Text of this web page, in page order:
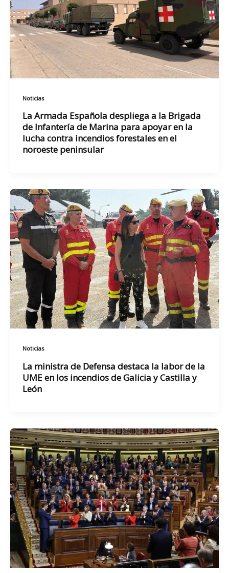
Noticias
La Armada Española despliega a la Brigada
de Infantería de Marina para apoyar en la
lucha contra incendios forestales en el
noroeste peninsular
Noticias
La ministra de Defensa destaca la labor de la
UME en los incendios de Galicia y Castilla y
León